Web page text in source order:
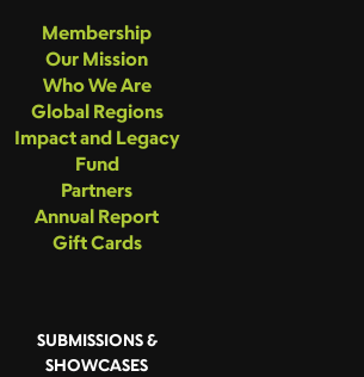
Membership
Our Mission
Who We Are
Global Regions
Impact and Legacy
Fund
Partners
Annual Report
Gift Cards
SUBMISSIONS &
SHOWCASES